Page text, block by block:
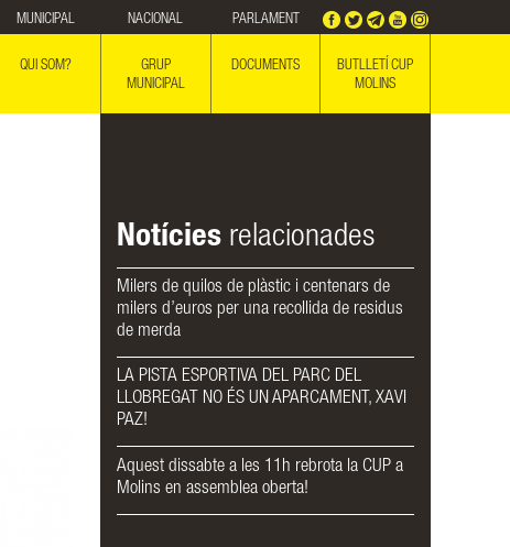
MUNICIPAL NACIONAL PARLAMENT
QUI SOM?
GRUP
MUNICIPAL
DOCUMENTS
BUTLLETÍ CUP
MOLINS
Notícies relacionades
Milers de quilos de plàstic i centenars de
milers d’euros per una recollida de residus
de merda
LA PISTA ESPORTIVA DEL PARC DEL
LLOBREGAT NO ÉS UN APARCAMENT, XAVI
PAZ!
Aquest dissabte a les 11h rebrota la CUP a
Molins en assemblea oberta!